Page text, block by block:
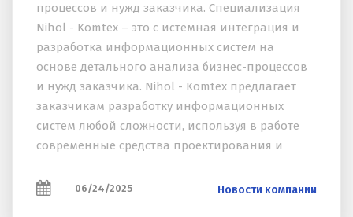
процессов и нужд заказчика. Специализация
Nihol - Komtex – это с истемная интеграция и
разработка информационных систем на
основе детального анализа бизнес-процессов
и нужд заказчика. Nihol - Komtex предлагает
заказчикам разработку информационных
систем любой сложности, используя в работе
современные средства проектирования и
Искусственного...
06/24/2025 Новости компании